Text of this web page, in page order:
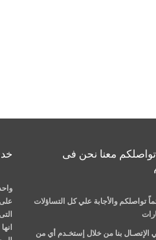
معنا نحن فى
تواصلكم والأجابة علي كل التساؤلات
الإتصـال بنا من خلال إستخـدم أي من